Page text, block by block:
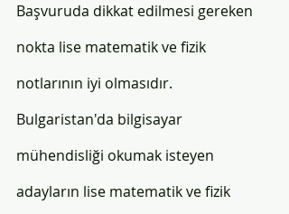
Başvuruda dikkat edilmesi gereken
nokta lise matematik ve fizik
notlarının iyi olmasıdır.
Bulgaristan'da bilgisayar
mühendisliği okumak isteyen
adayların lise matematik ve fizik